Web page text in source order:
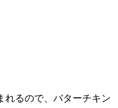
れるので、バターチキン